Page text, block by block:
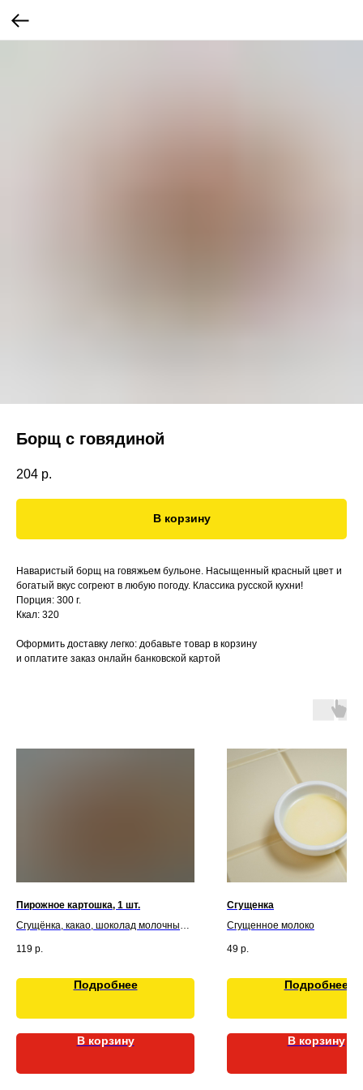
Борщ с говядиной
204 р.
В корзину
Наваристый борщ на говяжьем бульоне. Насыщенный красный цвет и
богатый вкус согреют в любую погоду. Классика русской кухни!
Порция: 300 г.
Ккал: 320
Оформить доставку легко: добавьте товар в корзину
и оплатите заказ онлайн банковской картой
Пирожное картошка, 1 шт.
Сгущёнка, какао, шоколад молочный и
подсолнечное, мука пшеничная,
119 р.
Подробнее
В корзину
Сгущенка
Сгущенное молоко
49 р.
Подробнее
В корзину